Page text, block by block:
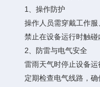
1、操作防护
操作人员需穿戴工作服
禁止在设备运行时触碰
2、防雷与电气安全
雷雨天气时停止设备运
定期检查电气线路，确